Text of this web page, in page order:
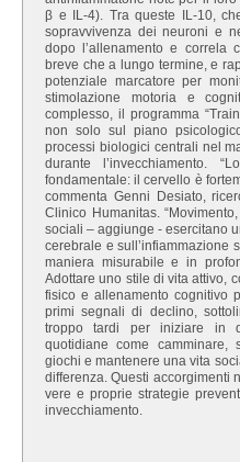
β e IL-4). Tra queste IL-10,
sopravvivenza dei neuroni e
dopo l’allenamento e correla
breve che a lungo termine, e
potenziale marcatore per
stimolazione motoria e
complesso, il programma
non solo sul piano
processi biologici centrali nel
durante l’invecchiamento.
fondamentale: il cervello è
commenta Genni Desiato,
Clinico Humanitas.
sociali – aggiunge - esercitano
cerebrale e sull’infiammazione
maniera misurabile e in
Adottare uno stile di vita attivo,
fisico e allenamento cognitivo
primi segnali di declino,
troppo tardi per iniziare in
quotidiane come
giochi e mantenere una vita
differenza. Questi accorgimenti
vere e proprie strategie
invecchiamento.